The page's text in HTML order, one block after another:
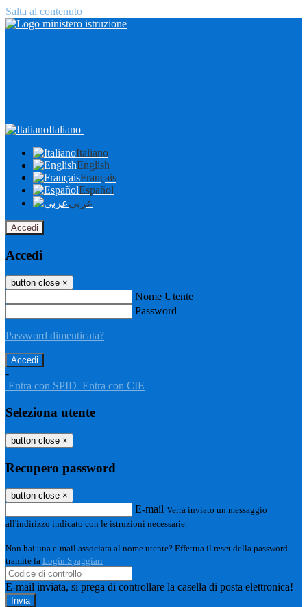
Salta al contenuto
Italiano
Italiano
English
Français
Español
عربى
Accedi
Accedi
button close ×
Nome Utente
Password
Password dimenticata?
-
Entra con SPID Entra con CIE
Seleziona utente
button close ×
Recupero password
button close ×
E-mail Verrà inviato un messaggio
all'indirizzo indicato con le istruzioni necessarie.
Non hai una e-mail associata al nome utente? Effettua il reset della password
tramite la Login Spaggiari
E-mail inviata, si prega di controllare la casella di posta elettronica!